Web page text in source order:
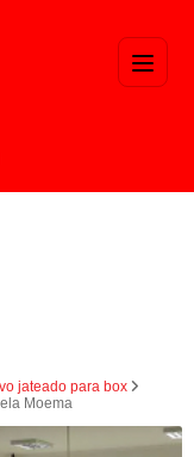
jateado para box
Moema